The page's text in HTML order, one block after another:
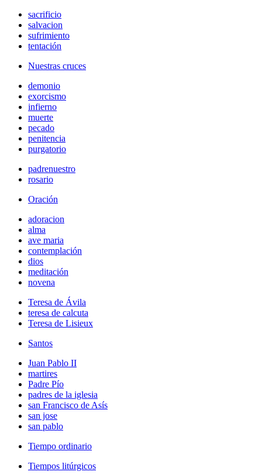
sacrificio
salvacion
sufrimiento
tentación
Nuestras cruces
demonio
exorcismo
infierno
muerte
pecado
penitencia
purgatorio
padrenuestro
rosario
Oración
adoracion
alma
ave maria
contemplación
dios
meditación
novena
Teresa de Ávila
teresa de calcuta
Teresa de Lisieux
Santos
Juan Pablo II
martires
Padre Pío
padres de la iglesia
san Francisco de Asís
san jose
san pablo
Tiempo ordinario
Tiempos litúrgicos